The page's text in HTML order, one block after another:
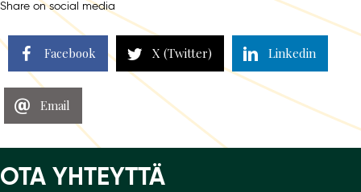
Share on social media
Facebook X (Twitter) Linkedin
Email
OTA YHTEYTTÄ